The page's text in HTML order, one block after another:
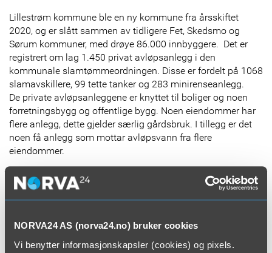
NORVA24 AS (norva24.no) bruker cookies
Vi benytter informasjonskapsler (cookies) og pixels.
Lillestrøm kommune ble en ny kommune fra årsskiftet
2020, og er slått sammen av tidligere Fet, Skedsmo og
Sørum kommuner, med drøye 86.000 innbyggere. Det er
registrert om lag 1.450 privat avløpsanlegg i den
kommunale slamtømmeordningen. Disse er fordelt på 1068
slamavskillere, 99 tette tanker og 283 minirenseanlegg.
De private avløpsanleggene er knyttet til boliger og noen
forretningsbygg og offentlige bygg. Noen eiendommer har
flere anlegg, dette gjelder særlig gårdsbruk. I tillegg er det
noen få anlegg som mottar avløpsvann fra flere
eiendommer.
5000 kubikk i året
Det er estimert at det kan tømmes opp mot 5000 kubikk
men ligger i hovedsak utenfor de største tettstedene. Flest
anlegg ligger i tidligere Fet og Sørum kommuner. I Skedsmo
og Fet kommuner har det vært arbeidet med utbygging av